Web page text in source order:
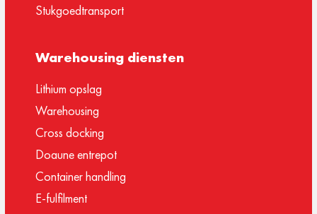
Stukgoedtransport
Warehousing diensten
Lithium opslag
Warehousing
Cross docking
Doaune entrepot
Container handling
E-fulfilment